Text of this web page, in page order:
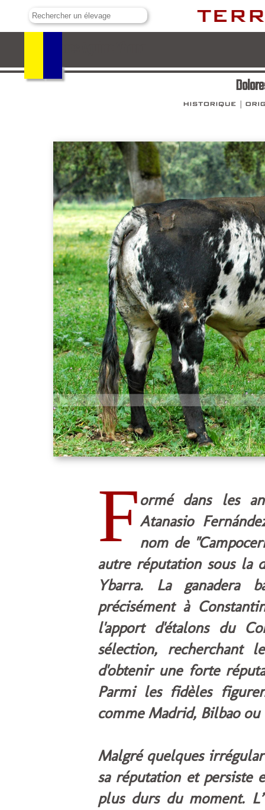
Formé dans les
Atanasio
nom de
autre réputation sous la
Ybarra. La ganadera
précisément à
l'apport d'étalons du
sélection, recherchant
d'obtenir une forte
Parmi les fidèles
comme Madrid, Bilbao ou
Malgré quelques
sa réputation et persiste
plus durs du moment.